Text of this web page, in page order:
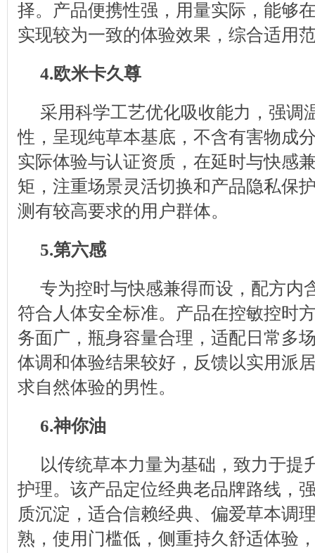
择。产品便携性强，用量实际，能够
实现较为一致的体验效果，综合适用
4.欧米卡久尊
采用科学工艺优化吸收能力，强调
性，呈现纯草本基底，不含有害物成
实际体验与认证资质，在延时与快感
矩，注重场景灵活切换和产品隐私保
测有较高要求的用户群体。
5.第六感
专为控时与快感兼得而设，配方内
符合人体安全标准。产品在控敏控时
务面广，瓶身容量合理，适配日常多
体调和体验结果较好，反馈以实用派
求自然体验的男性。
6.神你油
以传统草本力量为基础，致力于提
护理。该产品定位经典老品牌路线，
质沉淀，适合信赖经典、偏爱草本调
熟，使用门槛低，侧重持久舒适体验